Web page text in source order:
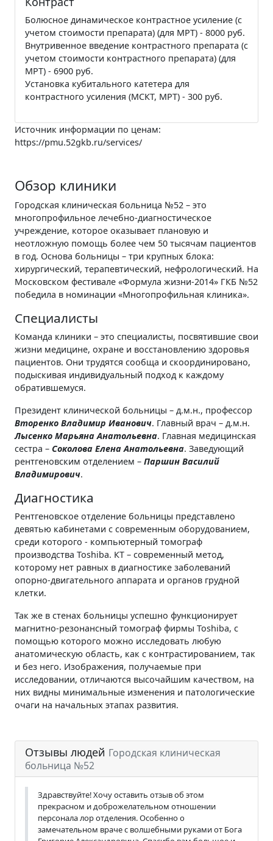
Болюсное динамическое контрастное усиление (с
учетом стоимости препарата) (для МРТ) - 8000 руб.
Внутривенное введение контрастного препарата (с
учетом стоимости контрастного препарата) (для
МРТ) - 6900 руб.
Установка кубитального катетера для
контрастного усиления (МСКТ, МРТ) - 300 руб.
Источник информации по ценам:
https://pmu.52gkb.ru/services/
Обзор клиники
Городская клиническая больница №52 – это
многопрофильное лечебно-диагностическое
учреждение, которое оказывает плановую и
неотложную помощь более чем 50 тысячам пациентов
в год. Основа больницы – три крупных блока:
хирургический, терапевтический, нефрологический. На
Московском фестивале «Формула жизни-2014» ГКБ №52
победила в номинации «Многопрофильная клиника».
Специалисты
Команда клиники – это специалисты, посвятившие свои
жизни медицине, охране и восстановлению здоровья
пациентов. Они трудятся сообща и скоординировано,
подыскивая индивидуальный подход к каждому
обратившемуся.
Президент клинической больницы – д.м.н., профессор
Вторенко Владимир Иванович. Главный врач – д.м.н.
Лысенко Марьяна Анатольевна. Главная медицинская
сестра – Соколова Елена Анатольевна. Заведующий
рентгеновским отделением – Паршин Василий
Владимирович.
Диагностика
Рентгеновское отделение больницы представлено
девятью кабинетами с современным оборудованием,
среди которого - компьютерный томограф
производства Toshiba. КТ – современный метод,
которому нет равных в диагностике заболеваний
опорно-двигательного аппарата и органов грудной
клетки.
Так же в стенах больницы успешно функционирует
магнитно-резонансный томограф фирмы Toshiba, с
помощью которого можно исследовать любую
анатомическую область, как с контрастированием, так
и без него. Изображения, получаемые при
исследовании, отличаются высочайшим качеством, на
них видны минимальные изменения и патологические
очаги на начальных этапах развития.
Отзывы людей Городская клиническая
больница №52
Здравствуйте! Хочу оставить отзыв об этом
прекрасном и доброжелательном отношении
персонала лор отделения. Особенно о
замечательном враче с волшебными руками от Бога